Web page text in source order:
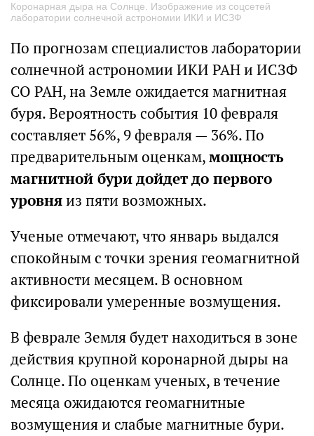
Коронарная дыра на Солнце. Изображение из соцсетей
лаборатории солнечной астрономии ИКИ и ИСЗФ
По прогнозам специалистов лаборатории
солнечной астрономии ИКИ РАН и ИСЗФ
СО РАН, на Земле ожидается магнитная
буря. Вероятность события 10 февраля
составляет 56%, 9 февраля — 36%. По
предварительным оценкам,мощность
магнитной бури дойдет до первого
уровняиз пяти возможных.
Ученые отмечают, что январь выдался
спокойным с точки зрения геомагнитной
активности месяцем. В основном
фиксировали умеренные возмущения.
В феврале Земля будет находиться в зоне
действия крупной коронарной дыры на
Солнце. По оценкам ученых, в течение
месяца ожидаются геомагнитные
возмущения и слабые магнитные бури.